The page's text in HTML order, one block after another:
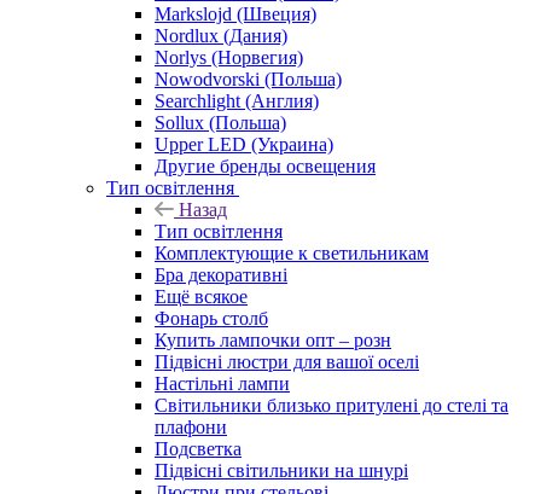
Markslojd (Швеция)
Nordlux (Дания)
Norlys (Норвегия)
Nowodvorski (Польша)
Searchlight (Англия)
Sollux (Польша)
Upper LED (Украина)
Другие бренды освещения
Тип освітлення
Назад
Тип освітлення
Комплектующие к светильникам
Бра декоративні
Ещё всякое
Фонарь столб
Купить лампочки опт – розн
Підвісні люстри для вашої оселі
Настільні лампи
Світильники близько притулені до стелі та
плафони
Подсветка
Підвісні світильники на шнурі